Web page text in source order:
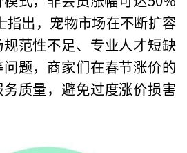
出，宠物市场在不断扩容
范性不足、专业人才短缺
题，商家们在春节涨价的
质量，避免过度涨价损害